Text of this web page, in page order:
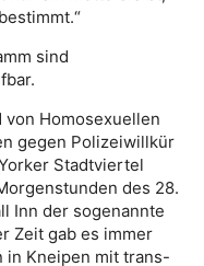
sind
von Homosexuellen
gegen Polizeiwillkür
Stadtviertel
des 28.
Inn der sogenannte
Zeit gab es immer
Kneipen mit trans-